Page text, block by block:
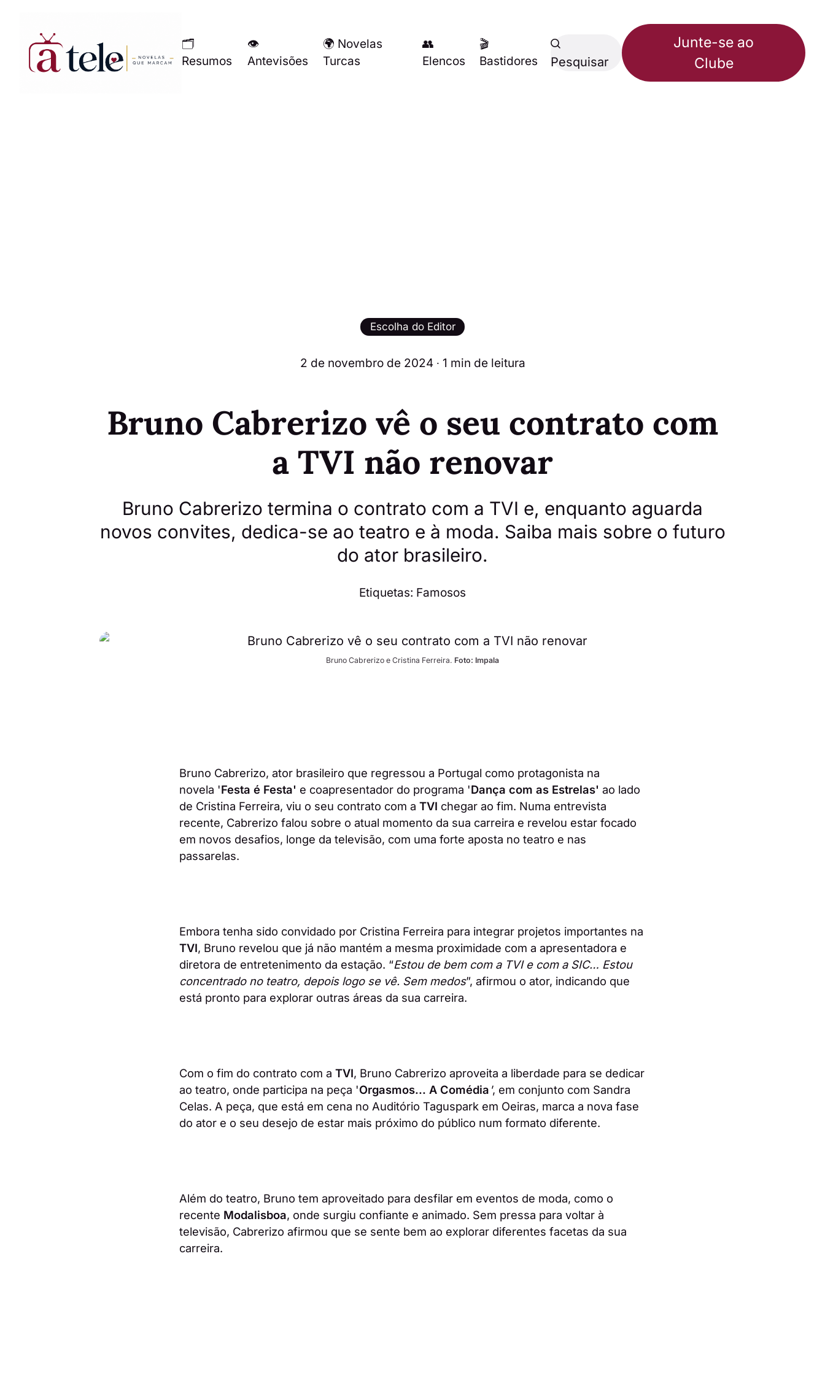
🗂
Resumos
👁
Antevisões
🌍 Novelas
Turcas
👥
Elencos
🎬
Bastidores
Pesquisar
Junte-se ao
Clube
Escolha do Editor
2 de novembro de 2024∙ 1 min de leitura
Bruno Cabrerizo vê o seu contrato com
a TVI não renovar
Bruno Cabrerizo termina o contrato com a TVI e, enquanto aguarda
novos convites, dedica-se ao teatro e à moda. Saiba mais sobre o futuro
do ator brasileiro.
Etiquetas: Famosos
Bruno Cabrerizo e Cristina Ferreira. Foto: Impala
Bruno Cabrerizo, ator brasileiro que regressou a Portugal como protagonista na
novela 'Festa é Festa' e coapresentador do programa 'Dança com as Estrelas' ao lado
de Cristina Ferreira, viu o seu contrato com a TVI chegar ao fim. Numa entrevista
recente, Cabrerizo falou sobre o atual momento da sua carreira e revelou estar focado
em novos desafios, longe da televisão, com uma forte aposta no teatro e nas
passarelas.
Embora tenha sido convidado por Cristina Ferreira para integrar projetos importantes na
TVI, Bruno revelou que já não mantém a mesma proximidade com a apresentadora e
diretora de entretenimento da estação. “Estou de bem com a TVI e com a SIC… Estou
concentrado no teatro, depois logo se vê. Sem medos”, afirmou o ator, indicando que
está pronto para explorar outras áreas da sua carreira.
Com o fim do contrato com a TVI, Bruno Cabrerizo aproveita a liberdade para se dedicar
ao teatro, onde participa na peça 'Orgasmos... A Comédia ', em conjunto com Sandra
Celas. A peça, que está em cena no Auditório Taguspark em Oeiras, marca a nova fase
do ator e o seu desejo de estar mais próximo do público num formato diferente.
Além do teatro, Bruno tem aproveitado para desfilar em eventos de moda, como o
recente Modalisboa, onde surgiu confiante e animado. Sem pressa para voltar à
televisão, Cabrerizo afirmou que se sente bem ao explorar diferentes facetas da sua
carreira.